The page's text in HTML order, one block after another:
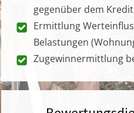
gegenüber dem
Ermittlung
Belastungen
Zugewinnermittlung